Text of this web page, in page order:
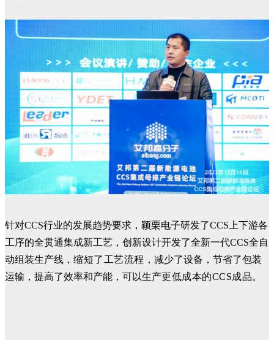
针对CCS行业的发展趋势要求，颖栗电子研发了CCS上下游各
工序的全贯通集成新工艺，创新设计开发了全新一代CCS全自
动组装生产线， 缩短了工艺流程，减少了设备，节省了包装
运输，提高了效率和产能，可以生产更低成本的CCS成品。